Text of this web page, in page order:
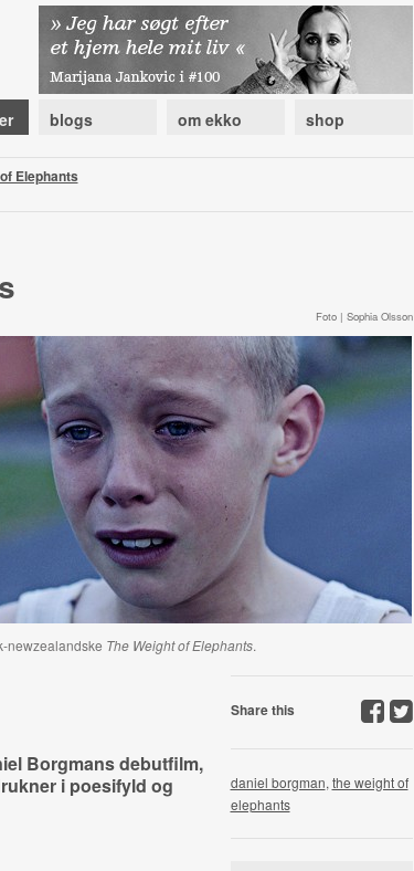
blogs om ekko shop
Elephants
Foto | Sophia Olsson
newzealandske The Weight of Elephants.
Borgmans debutfilm,
i poesifyld og
Share this
daniel borgman, the weight of
elephants